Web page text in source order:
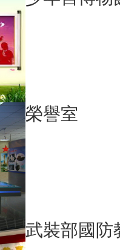
榮譽室
武裝部國防